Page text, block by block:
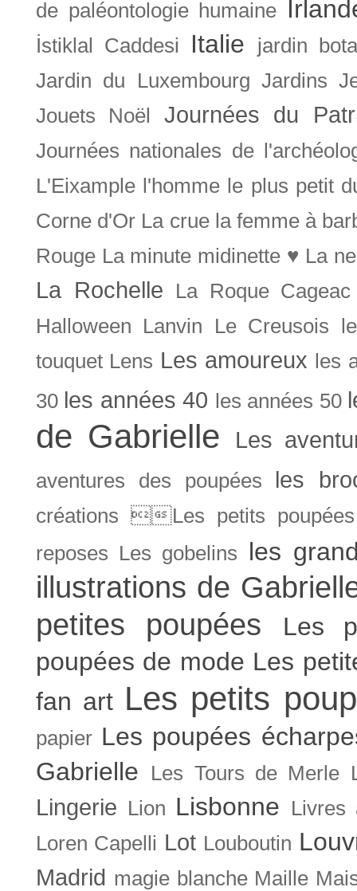
de paléontologie humaine
İstiklal Caddesi Italie
jardin
Jardin du Luxembourg Jardins
Jouets Noël
Journées du
Journées nationales de
L'Eixample l'homme le plus petit
Corne d'Or La crue la femme à
Rouge La minute midinette ♥ La
La Rochelle
La Roque Cageac
Halloween
Lanvin Le Creusois
touquet Lens Les amoureux les
30 les années 40 les années 50
de Gabrielle Les
aventures des poupées les
créations Les petits
reposes Les gobelins les
illustrations de
petites poupées
Les
poupées de mode Les
fan art Les petits
papier Les poupées
Gabrielle
Les Tours de Merle
Lingerie Lion Lisbonne
Livres
Loren Capelli Lot Louboutin
Madrid magie blanche Maille